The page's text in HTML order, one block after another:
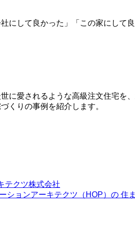
にして良かった」「この家にして
に愛されるような高級注文住宅
くりの事例を紹介します。
テクツ株式会社
ションアーキテクツ（HOP）の 住